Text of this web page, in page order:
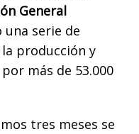
General
serie de
producción y
más de 53.000
tres meses se